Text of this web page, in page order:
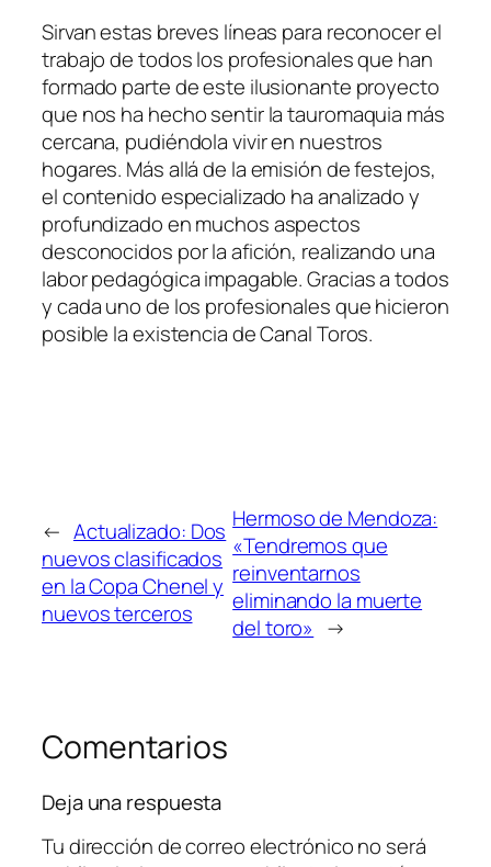
Sirvan estas breves líneas para reconocer el
trabajo de todos los profesionales que han
formado parte de este ilusionante proyecto
que nos ha hecho sentir la tauromaquia más
cercana, pudiéndola vivir en nuestros
hogares. Más allá de la emisión de festejos,
el contenido especializado ha analizado y
profundizado en muchos aspectos
desconocidos por la afición, realizando una
labor pedagógica impagable. Gracias a todos
y cada uno de los profesionales que hicieron
posible la existencia de Canal Toros.
← Actualizado: Dos
nuevos clasificados
en la Copa Chenel y
nuevos terceros
Hermoso de Mendoza:
«Tendremos que
reinventarnos
eliminando la muerte
del toro» →
Comentarios
Deja una respuesta
Tu dirección de correo electrónico no será